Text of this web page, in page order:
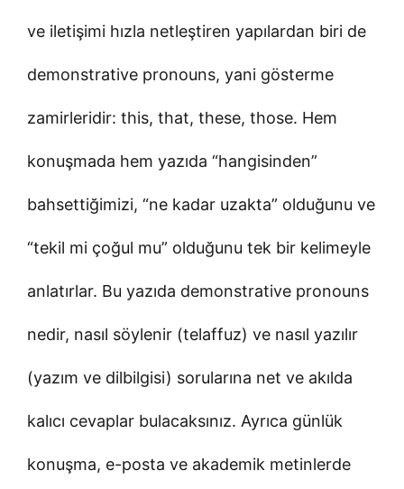
ve iletişimi hızla netleştiren yapılardan biri de
demonstrative pronouns, yani gösterme
zamirleridir: this, that, these, those. Hem
konuşmada hem yazıda “hangisinden”
bahsettiğimizi, “ne kadar uzakta” olduğunu ve
“tekil mi çoğul mu” olduğunu tek bir kelimeyle
anlatırlar. Bu yazıda demonstrative pronouns
nedir, nasıl söylenir (telaffuz) ve nasıl yazılır
(yazım ve dilbilgisi) sorularına net ve akılda
kalıcı cevaplar bulacaksınız. Ayrıca günlük
konuşma, e-posta ve akademik metinlerde